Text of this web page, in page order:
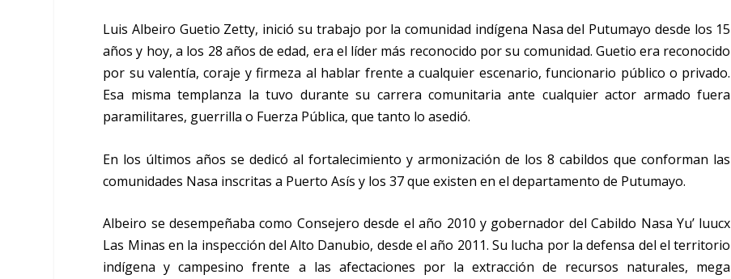
Luis Albeiro Guetio Zetty, inició su trabajo por la comunidad indígena Nasa del Putumayo desde los 15
años y hoy, a los 28 años de edad, era el líder más reconocido por su comunidad. Guetio era reconocido
por su valentía, coraje y firmeza al hablar frente a cualquier escenario, funcionario público o privado.
Esa misma templanza la tuvo durante su carrera comunitaria ante cualquier actor armado fuera
paramilitares, guerrilla o Fuerza Pública, que tanto lo asedió.
En los últimos años se dedicó al fortalecimiento y armonización de los 8 cabildos que conforman las
comunidades Nasa inscritas a Puerto Asís y los 37 que existen en el departamento de Putumayo.
Albeiro se desempeñaba como Consejero desde el año 2010 y gobernador del Cabildo Nasa Yu’ luucx
Las Minas en la inspección del Alto Danubio, desde el año 2011. Su lucha por la defensa del el territorio
indígena y campesino frente a las afectaciones por la extracción de recursos naturales, mega